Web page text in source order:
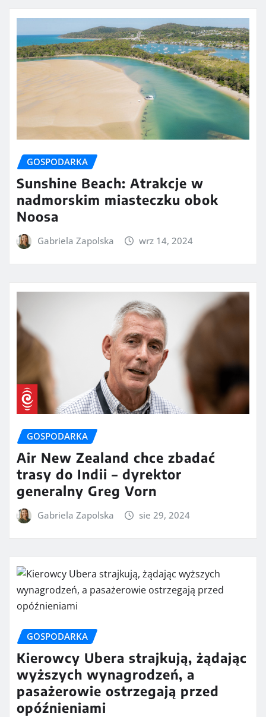
GOSPODARKA
Sunshine Beach: Atrakcje w
nadmorskim miasteczku obok
Noosa
Gabriela Zapolska wrz 14, 2024
GOSPODARKA
Air New Zealand chce zbadać
trasy do Indii – dyrektor
generalny Greg Vorn
Gabriela Zapolska sie 29, 2024
GOSPODARKA
Kierowcy Ubera strajkują, żądając
wyższych wynagrodzeń, a
pasażerowie ostrzegają przed
opóźnieniami